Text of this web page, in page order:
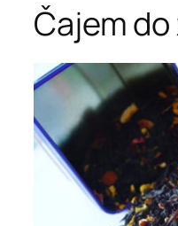
Čajem